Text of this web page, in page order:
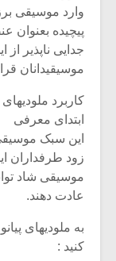
پیچیده بعنوان
جدایی ناپذیر
موسیقیدانان
کاربرد
ابتدای معرفی
این سبک
زود طرفداران
موسیقی شاد
عادت دهند.
به ملودیهای
کنید :